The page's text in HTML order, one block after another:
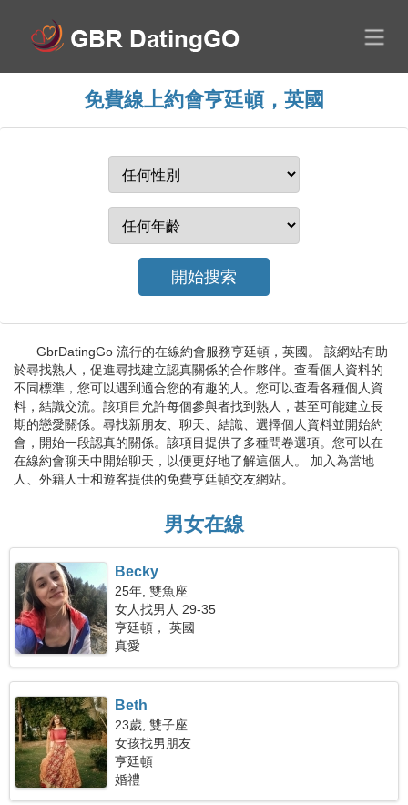
免費線上約會亨廷頓，英國
GbrDatingGo 流行的在線約會服務亨廷頓，英國。 該網站有助
於尋找熟人，促進尋找建立認真關係的合作夥伴。查看個人資料的
不同標準，您可以遇到適合您的有趣的人。您可以查看各種個人資
料，結識交流。該項目允許每個參與者找到熟人，甚至可能建立長
期的戀愛關係。尋找新朋友、聊天、結識、選擇個人資料並開始約
會，開始一段認真的關係。該項目提供了多種問卷選項。您可以在
在線約會聊天中開始聊天，以便更好地了解這個人。 加入為當地
人、外籍人士和遊客提供的免費亨廷頓交友網站。
男女在線
Becky
25年, 雙魚座
女人找男人 29-35
亨廷頓， 英國
真愛
Beth
23歲, 雙子座
女孩找男朋友
亨廷頓
婚禮